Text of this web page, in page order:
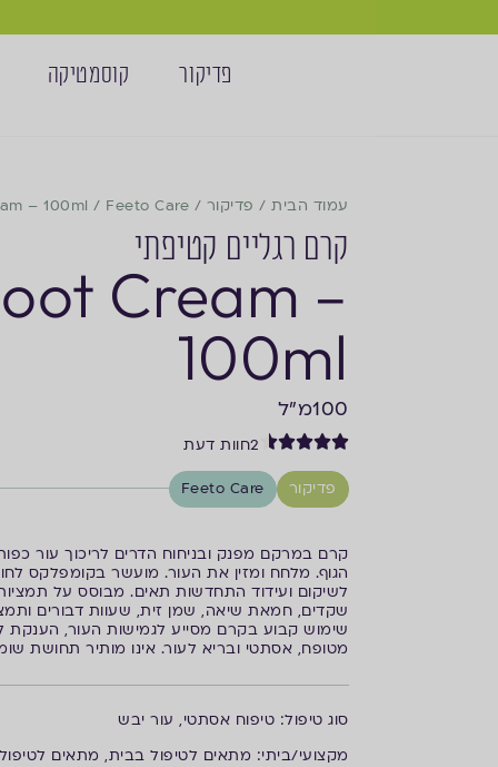
פדיקור קוסמטיקה
עמוד הבית/ פדיקור /
Feeto Care
/
– 100ml
קרם רגליים קטיפתי
Cream –
100ml
100מ"ל
2חוות דעת
פדיקור Feeto Care
קרם במרקם מפנק ובניחוח הדרים לריכוך עור כפות
לשיקום ועידוד התחדשות תאים. מבוסס על
שקדים, חמאת שיאה, שמן זית, שעוות דבורים
שימוש קבוע בקרם מסייע לגמישות העור, הענקת
מטופח, אסתטי ובריא לעור. אינו מותיר תחושת
סוג טיפול: טיפוח אסתטי, עור יבש
מקצועי/ביתי: מתאים לטיפול בבית, מתאים